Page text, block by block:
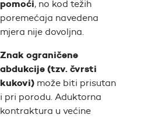
pomoći, no kod težih
poremećaja navedena
mjera nije dovoljna.
Znak ograničene
abdukcije (tzv. čvrsti
kukovi) može biti prisutan
i pri porodu. Aduktorna
kontraktura u većine